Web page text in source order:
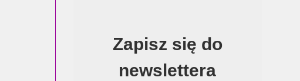
Zapisz się do
newslettera